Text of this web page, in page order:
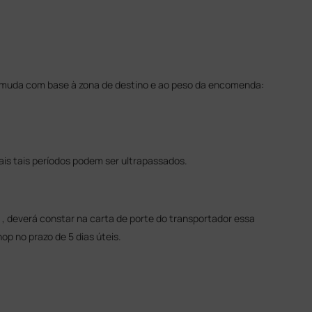
com base à zona de destino e ao peso da encomenda:
tais períodos podem ser ultrapassados.
deverá constar na carta de porte do transportador essa
no prazo de 5 dias úteis.